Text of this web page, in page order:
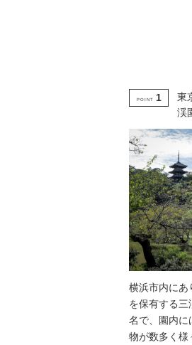
POINT 1
東
渓
横浜市内にあ
を保有する
名で、園内に
物が数多く様